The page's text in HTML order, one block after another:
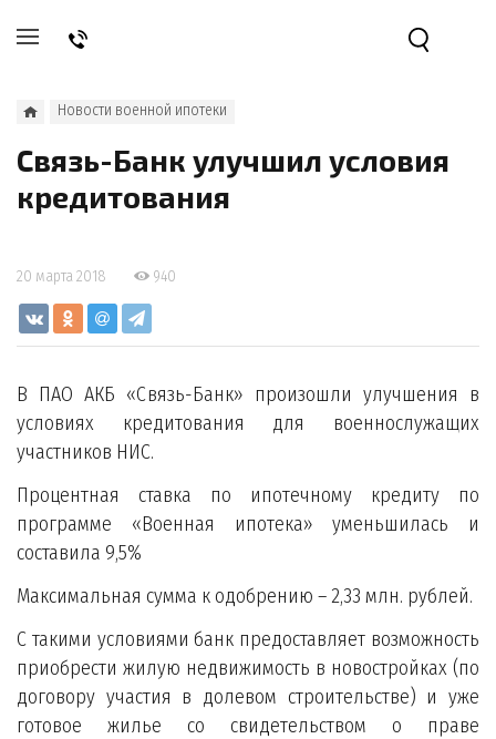
Новости военной ипотеки
Связь-Банк улучшил условия
кредитования
20 марта 2018 940
В ПАО АКБ «Связь-Банк» произошли улучшения в
условиях кредитования для военнослужащих
участников НИС.
Процентная ставка по ипотечному кредиту по
программе «Военная ипотека» уменьшилась и
составила 9,5%
Максимальная сумма к одобрению – 2,33 млн. рублей.
С такими условиями банк предоставляет возможность
приобрести жилую недвижимость в новостройках (по
договору участия в долевом строительстве) и уже
готовое жилье со свидетельством о праве